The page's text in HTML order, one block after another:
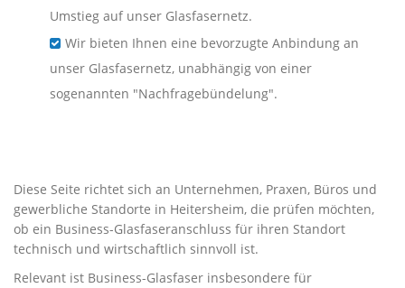
Umstieg auf unser Glasfasernetz.
Wir bieten Ihnen eine bevorzugte Anbindung an
unser Glasfasernetz, unabhängig von einer
sogenannten "Nachfragebündelung".
Diese Seite richtet sich an Unternehmen, Praxen, Büros und
gewerbliche Standorte in Heitersheim, die prüfen möchten,
ob ein Business-Glasfaseranschluss für ihren Standort
technisch und wirtschaftlich sinnvoll ist.
Relevant ist Business-Glasfaser insbesondere für